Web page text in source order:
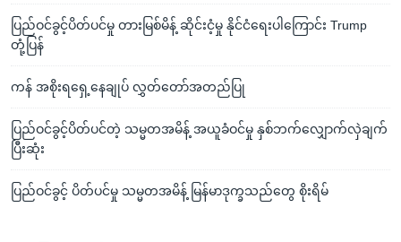
ပြည်ဝင်ခွင့်ပိတ်ပင်မှု တားမြစ်မိန့် ဆိုင်းငံ့မှု နိုင်ငံရေးပါကြောင်း Trump
တုံ့ပြန်
ကန် အစိုးရရှေ့နေချုပ် လွှတ်တော်အတည်ပြု
ပြည်ဝင်ခွင့်ပိတ်ပင်တဲ့ သမ္မတအမိန့် အယူခံဝင်မှု နှစ်ဘက်လျှောက်လှဲချက်
ပြီးဆုံး
ပြည်ဝင်ခွင့် ပိတ်ပင်မှု သမ္မတအမိန့် မြန်မာဒုက္ခသည်တွေ စိုးရိမ်